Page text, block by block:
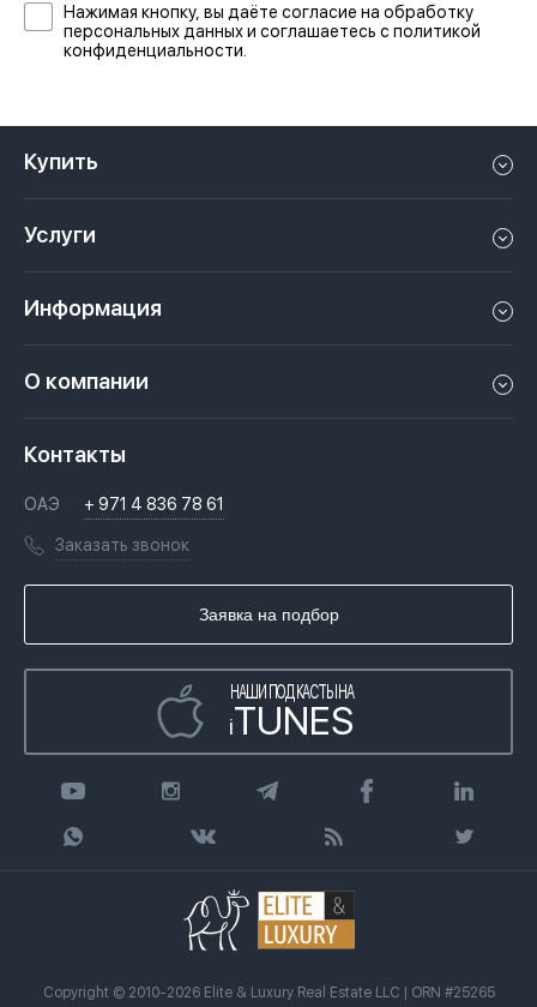
Нажимая кнопку, вы даёте согласие на обработку
персональных данных и соглашаетесь с политикой
конфиденциальности.
Купить
Апартаменты в Дубае
Пентхаус в Дубае
Услуги
Сдать недвижимость в Дубае, ОАЭ
Недвижимость за криптовалюту в Дубае
Переезд в Дубай, ОАЭ
Гражданство ОАЭ
Информация
Законы
Вопросы и ответы
Книги
Инфографика
О компании
Лицензии
Агентство недвижимости
Контакты
ОАЭ + 971 4 836 78 61
Заказать звонок
Заявка на подбор
НАШИ ПОДКАСТЫ НА
iTUNES
Copyright © 2010-2026 Elite & Luxury Real Estate LLC | ORN #25265